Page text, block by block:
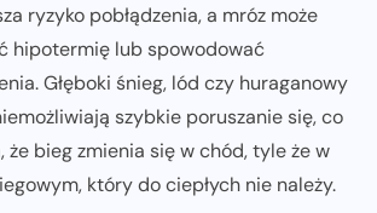
ryzyko pobłądzenia, a mróz może
hipotermię lub spowodować
Głęboki śnieg, lód czy huraganowy
szybkie poruszanie się, co
że bieg zmienia się w chód, tyle że w
który do ciepłych nie należy.